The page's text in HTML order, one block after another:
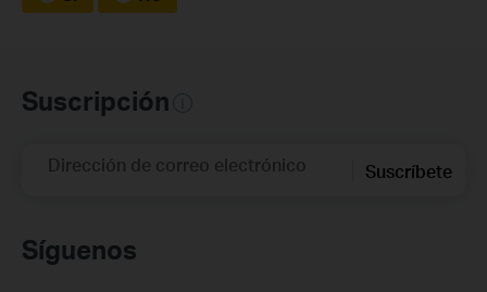
Suscripción
Dirección de correo electrónico Suscríbete
Síguenos